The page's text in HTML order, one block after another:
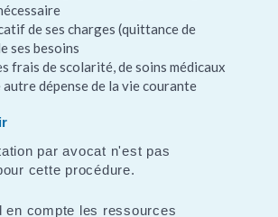
de ses charges (quittance de
ses besoins
frais de scolarité, de soins médicaux
dépense de la vie courante
par avocat n'est pas
cette procédure.
en compte les ressources